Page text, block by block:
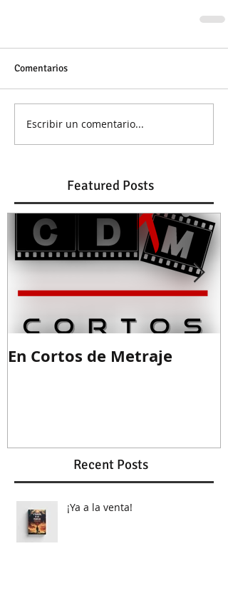
Comentarios
Escribir un comentario...
Featured Posts
En Cortos de Metraje
Recent Posts
¡Ya a la venta!